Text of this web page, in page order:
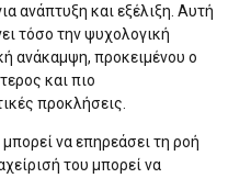
ανάπτυξη και εξέλιξη. Αυτή
τόσο την ψυχολογική
ανάκαμψη, προκειμένου ο
και πιο
προκλήσεις.
να επηρεάσει τη ροή
του μπορεί να